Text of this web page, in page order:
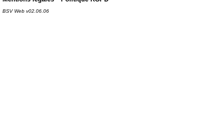
BSV Web v02.06.06